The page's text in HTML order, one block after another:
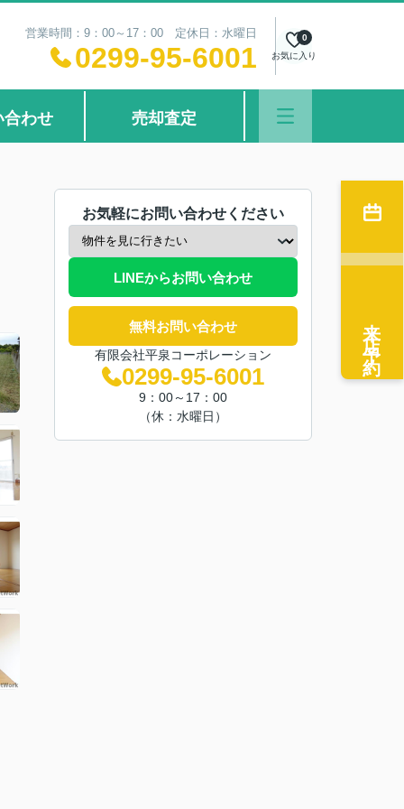
営業時間：9：00～17：00 定休日：水曜日
0299-95-6001 お気に入り
0
合わせ 売却査定
お気軽にお問い合わせください
LINEからお問い合わせ
無料お問い合わせ
有限会社平泉コーポレーション
0299-95-6001
9：00～17：00
（休：水曜日）
来店予約